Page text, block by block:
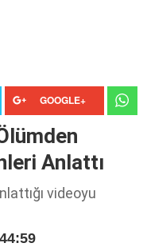
GOOGLE+
Anlattı
videoyu